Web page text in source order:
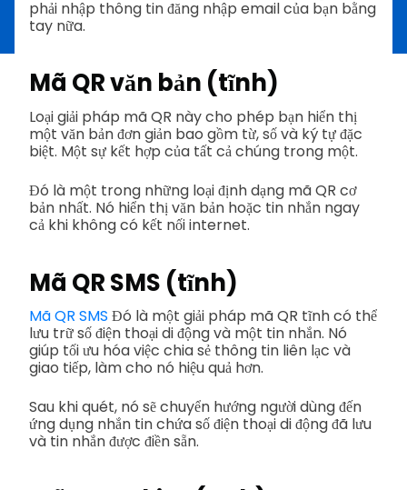
phải nhập thông tin đăng nhập email của bạn bằng
tay nữa.
Mã QR văn bản (tĩnh)
Loại giải pháp mã QR này cho phép bạn hiển thị
một văn bản đơn giản bao gồm từ, số và ký tự đặc
biệt. Một sự kết hợp của tất cả chúng trong một.
Đó là một trong những loại định dạng mã QR cơ
bản nhất. Nó hiển thị văn bản hoặc tin nhắn ngay
cả khi không có kết nối internet.
Mã QR SMS (tĩnh)
Mã QR SMS Đó là một giải pháp mã QR tĩnh có thể
lưu trữ số điện thoại di động và một tin nhắn. Nó
giúp tối ưu hóa việc chia sẻ thông tin liên lạc và
giao tiếp, làm cho nó hiệu quả hơn.
Sau khi quét, nó sẽ chuyển hướng người dùng đến
ứng dụng nhắn tin chứa số điện thoại di động đã lưu
và tin nhắn được điền sẵn.